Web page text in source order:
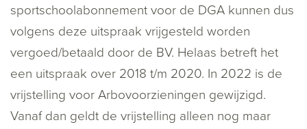
sportschoolabonnement voor de DGA kunnen dus
volgens deze uitspraak vrijgesteld worden
vergoed/betaald door de BV. Helaas betreft het
een uitspraak over 2018 t/m 2020. In 2022 is de
vrijstelling voor Arbovoorzieningen gewijzigd.
Vanaf dan geldt de vrijstelling alleen nog maar